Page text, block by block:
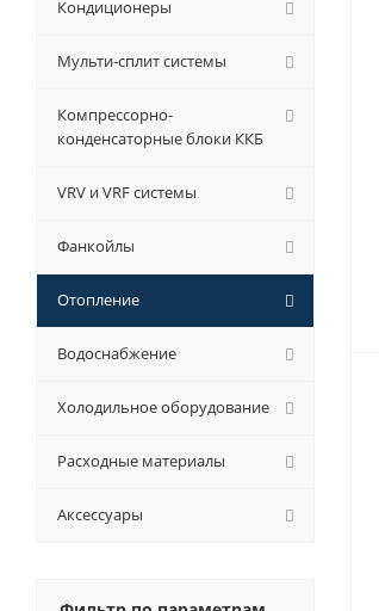
Кондиционеры
Мульти-сплит системы
Компрессорно-
конденсаторные блоки ККБ
VRV и VRF системы
Фанкойлы
Отопление
Водоснабжение
Холодильное оборудование
Расходные материалы
Аксессуары